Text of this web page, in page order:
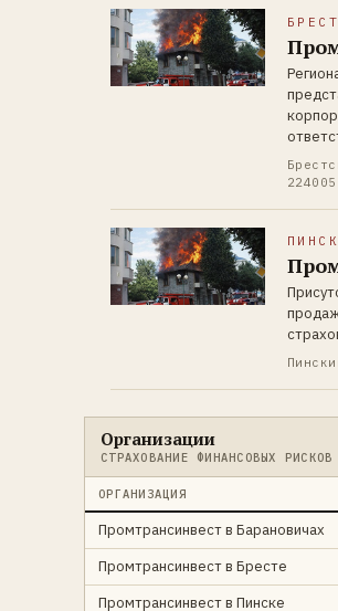
БРЕСТ
ПИНСК
Организации
СТРАХОВАНИЕ ФИНАНСОВЫХ РИСКОВ
ОРГАНИЗАЦИЯ
Промтрансинвест в Барановичах
Промтрансинвест в Бресте
Промтрансинвест в Пинске